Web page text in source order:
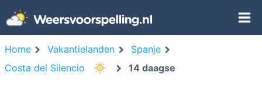
Home Vakantielanden
Spanje
Costa del Silencio
14 daagse